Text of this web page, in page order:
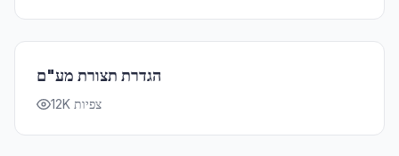
הגדרת תצורת מע"ם
12K צפיות